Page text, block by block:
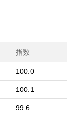
指数
100.0
100.1
99.6